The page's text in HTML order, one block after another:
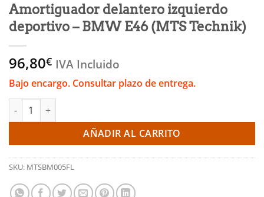
Amortiguador delantero izquierdo
deportivo – BMW E46 (MTS Technik)
96,80€ IVA Incluido
Bajo encargo. Consultar plazo de entrega.
Amortiguador delantero izquierdo deportivo - BMW E46 (MTS
AÑADIR AL CARRITO
SKU: MTSBM005FL